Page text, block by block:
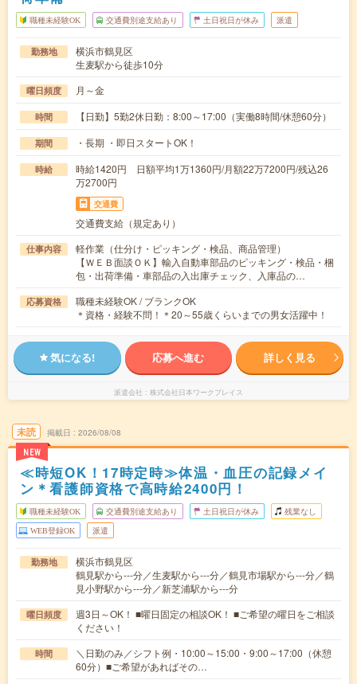
職種未経験OK 交通費別途支給あり 土日祝日が休み 派遣
勤務地
横浜市鶴見区
生麦駅から徒歩10分
曜日頻度 月～金
時間 【日勤】5勤2休日勤：8:00～17:00（実働8時間/休憩60分）
期間 ・長期 ・即日スタートOK！
時給
時給1420円 日額平均1万1360円/月額22万7200円/残込26
万2700円
交通費
交通費支給（規定あり）
仕事内容
軽作業（仕分け・ピッキング・検品、商品管理）
【ＷＥＢ面談ＯＫ】輸入自動車部品のピッキング・検品・梱
包・出荷準備・車部品の入出庫チェック、入庫品の…
応募資格
職種未経験OK / ブランクOK
＊資格・経験不問！＊20～55歳くらいまでの男女活躍中！
気になる! 応募へ進む 詳しく見る
派遣会社 株式会社日本ワークプレイス
未読
NEW
掲載日 2026/08/08
≪時短OK！17時定時≫体温・血圧の記録メイ
ン＊看護師資格で高時給2400円！
職種未経験OK 交通費別途支給あり 土日祝日が休み 残業なし
WEB登録OK 派遣
勤務地
横浜市鶴見区
鶴見駅から---分／生麦駅から---分／鶴見市場駅から---分／鶴
見小野駅から---分／新芝浦駅から---分
曜日頻度
週3日～OK！ ■曜日固定の相談OK！ ■ご希望の曜日をご相談
ください！
時間
＼日勤のみ／シフト例・10:00～15:00・9:00～17:00（休憩
60分）■ご希望があればその…